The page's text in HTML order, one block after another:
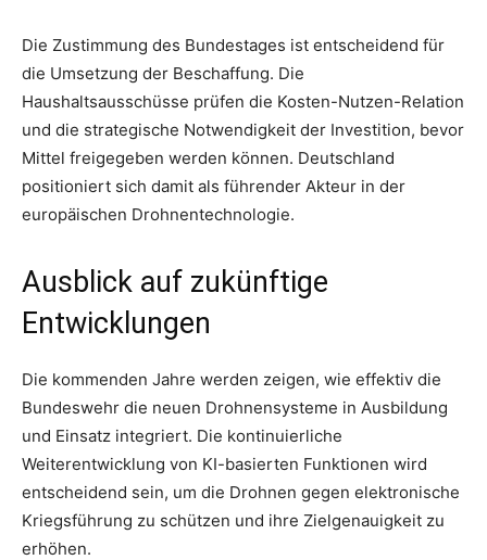
Die Zustimmung des Bundestages ist entscheidend für
die Umsetzung der Beschaffung. Die
Haushaltsausschüsse prüfen die Kosten-Nutzen-Relation
und die strategische Notwendigkeit der Investition, bevor
Mittel freigegeben werden können. Deutschland
positioniert sich damit als führender Akteur in der
europäischen Drohnentechnologie.
Ausblick auf zukünftige
Entwicklungen
Die kommenden Jahre werden zeigen, wie effektiv die
Bundeswehr die neuen Drohnensysteme in Ausbildung
und Einsatz integriert. Die kontinuierliche
Weiterentwicklung von KI-basierten Funktionen wird
entscheidend sein, um die Drohnen gegen elektronische
Kriegsführung zu schützen und ihre Zielgenauigkeit zu
erhöhen.